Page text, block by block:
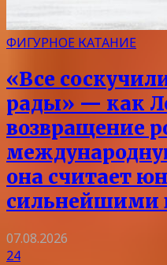
ФИГУРНОЕ КАТАНИЕ
«Все
рады» — как
возвращение
она считает
сильнейшими
07.08.2026
24